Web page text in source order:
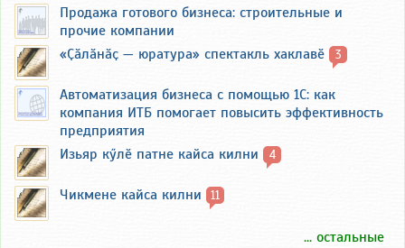
Продажа готового бизнеса: строительные и
прочие компании
«Ҫӑлӑнӑҫ — юратура» спектакль хаклавӗ
3
Автоматизация бизнеса с помощью 1С: как
компания ИТБ помогает повысить эффективность
предприятия
Изьяр кӳлӗ патне кайса килни
4
Чикмене кайса килни 11
... остальные